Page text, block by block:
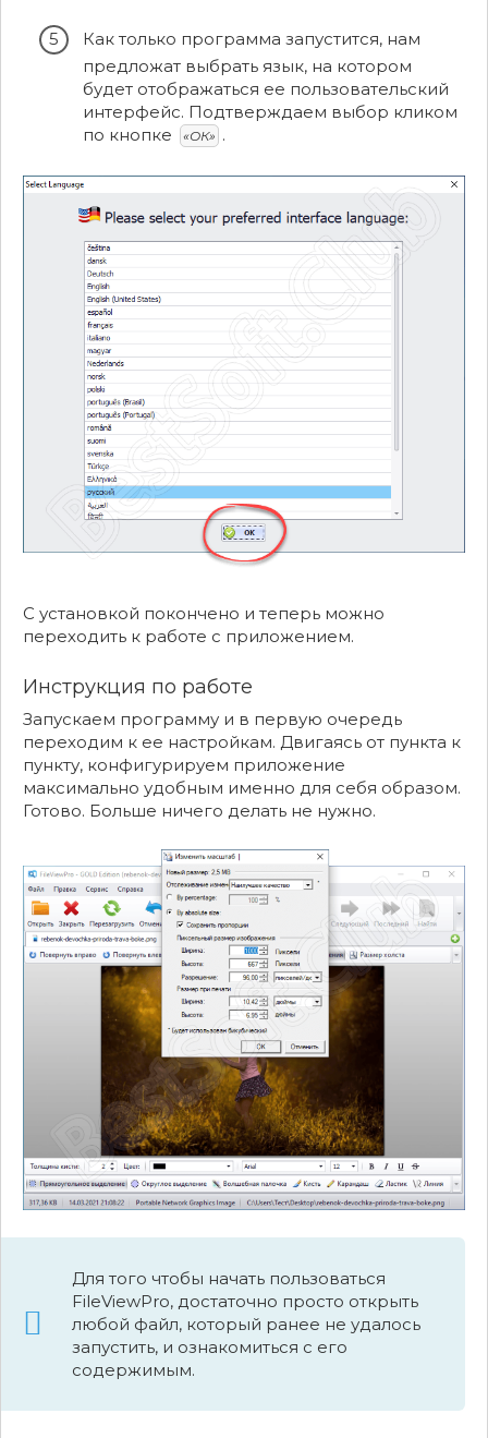
Как только программа запустится, нам
предложат выбрать язык, на котором
будет отображаться ее пользовательский
интерфейс. Подтверждаем выбор кликом
по кнопке
«ОК» .
С установкой покончено и теперь можно
переходить к работе с приложением.
Инструкция по работе
Запускаем программу и в первую очередь
переходим к ее настройкам. Двигаясь от пункта к
пункту, конфигурируем приложение
максимально удобным именно для себя образом.
Готово. Больше ничего делать не нужно.
Для того чтобы начать пользоваться
FileViewPro, достаточно просто открыть
любой файл, который ранее не удалось
запустить, и ознакомиться с его
содержимым.